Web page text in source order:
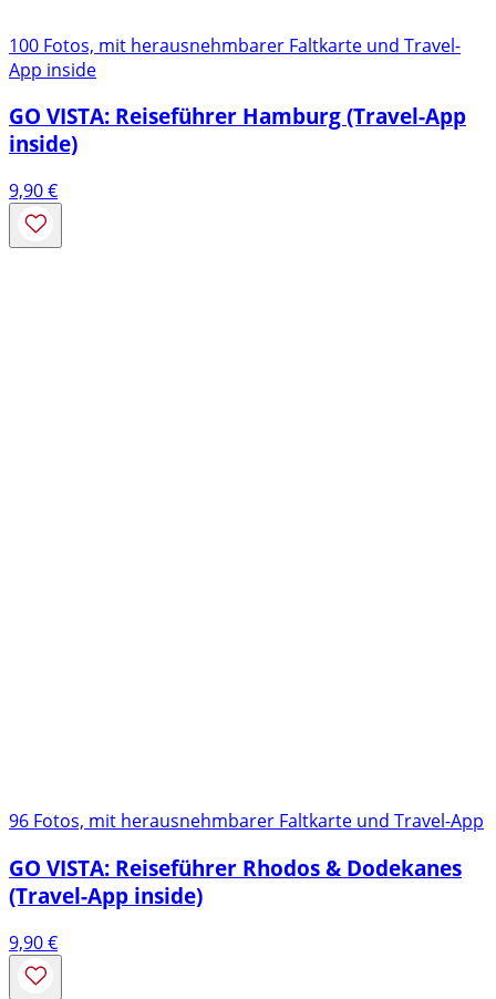
100 Fotos, mit herausnehmbarer Faltkarte und Travel-
App inside
GO VISTA: Reiseführer Hamburg (Travel-App
inside)
9,90€
96 Fotos, mit herausnehmbarer Faltkarte und Travel-App
GO VISTA: Reiseführer Rhodos & Dodekanes
(Travel-App inside)
9,90€